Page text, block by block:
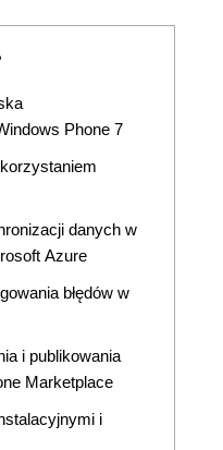
Phone 7
danych w
Azure
błędów w
i publikowania
Marketplace
i